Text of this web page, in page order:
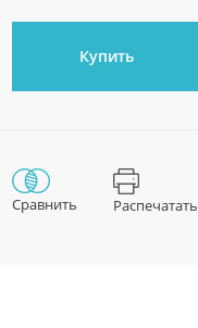
Купить
Сравнить Распечатать